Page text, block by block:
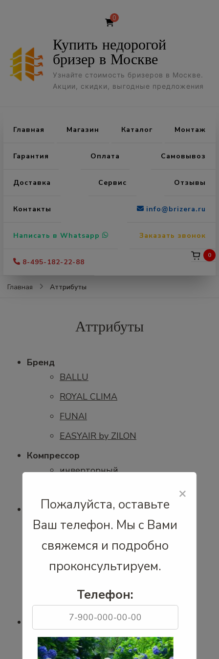
0
Купить недорогой
бризер в Москве
Узнайте стоимость бризеров в Москве.
Акции, скидки, выгодные предложения
Главная Магазин Каталог Монтаж
Гарантия Оплата Самовывоз
Доставка Сервис Отзывы
Контакты info@brizera.ru
Написать в Whatsapp Заказать звонок
8-495-182-22-88
0
Главная Аттрибуты
Аттрибуты
Бренд
BALLU
ROYAL CLIMA
FUNAI
EASYAIR by ZILON
Компрессор
инверторный
Площадь, м²
75
40
30
37
Приток воздуха
Нет
Да
×
Пожалуйста, оставьте
Ваш телефон. Мы с Вами
свяжемся и подробно
проконсультируем.
Телефон: